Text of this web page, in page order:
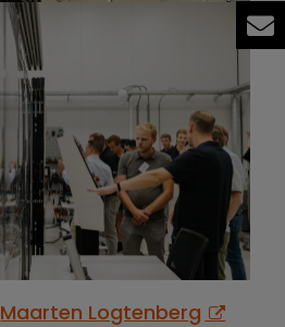
Maarten Logtenberg